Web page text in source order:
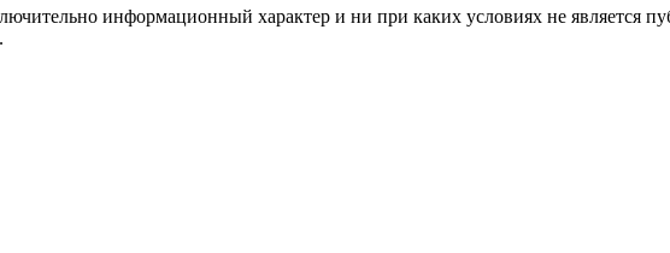
информационный характер и ни при каких условиях не является